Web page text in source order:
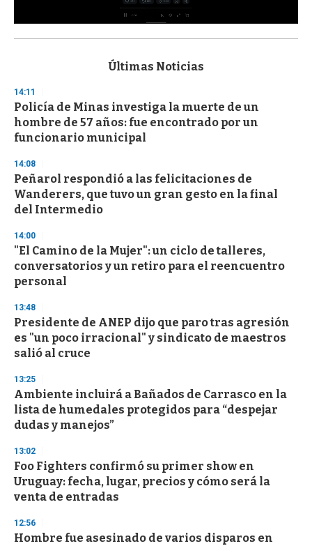
s
d
s
o
f
3
s
e
c
o
n
Últimas Noticias
14:11
Policía de Minas investiga la muerte de un
hombre de 57 años: fue encontrado por un
funcionario municipal
14:08
Peñarol respondió a las felicitaciones de
Wanderers, que tuvo un gran gesto en la final
del Intermedio
14:00
"El Camino de la Mujer": un ciclo de talleres,
conversatorios y un retiro para el reencuentro
personal
13:48
Presidente de ANEP dijo que paro tras agresión
es "un poco irracional" y sindicato de maestros
salió al cruce
13:25
Ambiente incluirá a Bañados de Carrasco en la
lista de humedales protegidos para “despejar
dudas y manejos”
13:02
Foo Fighters confirmó su primer show en
Uruguay: fecha, lugar, precios y cómo será la
venta de entradas
12:56
Hombre fue asesinado de varios disparos en